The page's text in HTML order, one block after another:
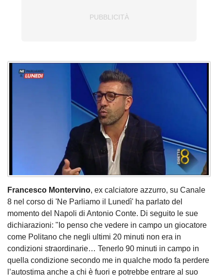
Francesco Montervino, ex calciatore azzurro, su Canale
8 nel corso di 'Ne Parliamo il Lunedì' ha parlato del
momento del Napoli di Antonio Conte. Di seguito le sue
dichiarazioni: "Io penso che vedere in campo un giocatore
come Politano che negli ultimi 20 minuti non era in
condizioni straordinarie… Tenerlo 90 minuti in campo in
quella condizione secondo me in qualche modo fa perdere
l’autostima anche a chi è fuori e potrebbe entrare al suo